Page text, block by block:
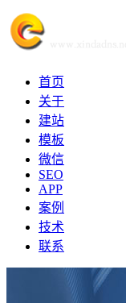
首页
关于
建站
模板
微信
SEO
APP
案例
技术
联系